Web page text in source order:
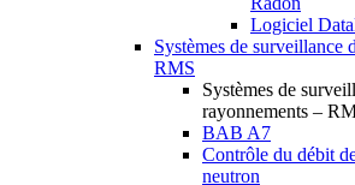
Logiciel
Systèmes de surveillance
RMS
Systèmes de
rayonnements –
BAB A7
Contrôle du débit
neutron